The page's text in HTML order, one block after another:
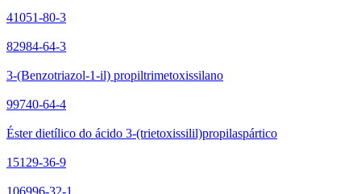
41051-80-3
82984-64-3
3-(Benzotriazol-1-il) propiltrimetoxissilano
99740-64-4
Éster dietílico do ácido 3-(trietoxissilil)propilaspártico
15129-36-9
106996-32-1